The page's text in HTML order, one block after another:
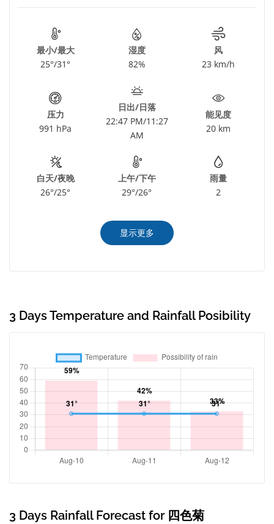
最小/最大
25°/31°
湿度
82%
风
23 km/h
压力
991 hPa
日出/日落
22:47 PM/11:27
AM
能见度
20 km
白天/夜晚
26°/25°
上午/下午
29°/26°
雨量
2
显示更多
3 Days Temperature and Rainfall Posibility
3 Days Rainfall Forecast for 四色菊